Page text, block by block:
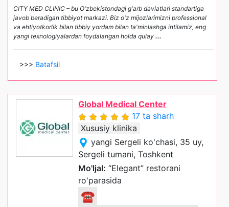
CITY MED CLINIC – bu O'zbekistondagi g'arb davlatlari standartiga
javob beradigan tibbiyot markazi. Biz o'z mijozlarimizni professional
va ehtiyotkorlik bilan tibbiy yordam bilan ta'minlashga intilamiz, eng
yangi texnologiyalardan foydalangan holda qulay ...
>>> Batafsil
Global Medical Center
17 ta sharh
Xususiy klinika
yangi Sergeli ko'chasi, 35 uy,
Sergeli tumani, Toshkent
Mo'ljal: “Elegant” restorani
ro'parasida
☎